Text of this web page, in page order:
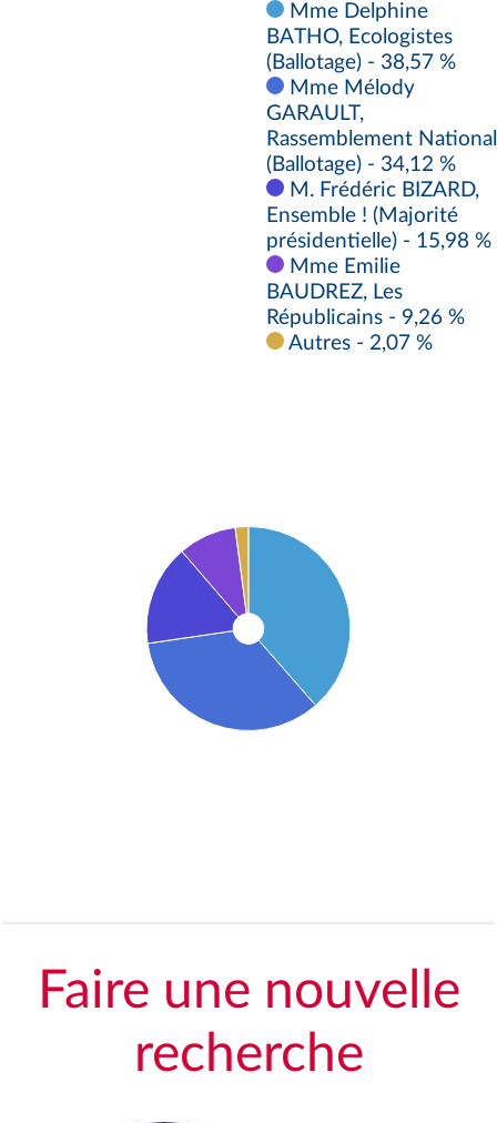
Mme Delphine
BATHO, Ecologistes
(Ballotage) - 38,57 %
Mme Mélody
GARAULT,
Rassemblement National
(Ballotage) - 34,12 %
M. Frédéric BIZARD,
Ensemble ! (Majorité
présidentielle) - 15,98 %
Mme Emilie
BAUDREZ, Les
Républicains - 9,26 %
Autres - 2,07 %
Faire une nouvelle
recherche